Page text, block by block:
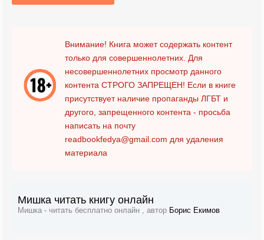
Внимание! Книга может содержать контент
только для совершеннолетних. Для
несовершеннолетних просмотр данного
контента СТРОГО ЗАПРЕЩЕН! Если в книге
присутствует наличие пропаганды ЛГБТ и
другого, запрещенного контента - просьба
написать на почту
readbookfedya@gmail.com для удаления
материала
Мишка читать книгу онлайн
Мишка - читать бесплатно онлайн , автор Борис Екимов